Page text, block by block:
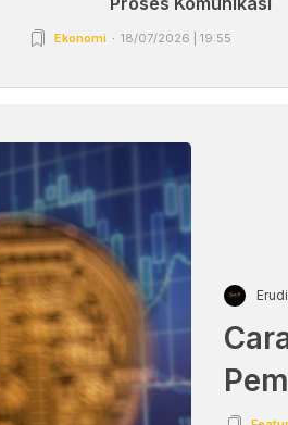
Ekonomi 18/07/2026 | 19:55